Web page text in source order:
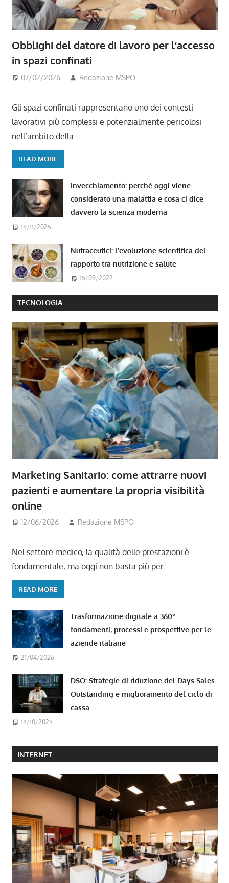
Obblighi del datore di lavoro per l’accesso
in spazi confinati
07/02/2026 Redazione MSPO
Gli spazi confinati rappresentano uno dei contesti
lavorativi più complessi e potenzialmente pericolosi
nell’ambito della
READ MORE
Invecchiamento: perché oggi viene
considerato una malattia e cosa ci dice
davvero la scienza moderna
15/11/2025
Nutraceutici: l’evoluzione scientifica del
rapporto tra nutrizione e salute
15/09/2022
TECNOLOGIA
Marketing Sanitario: come attrarre nuovi
pazienti e aumentare la propria visibilità
online
12/06/2026 Redazione MSPO
Nel settore medico, la qualità delle prestazioni è
fondamentale, ma oggi non basta più per
READ MORE
Trasformazione digitale a 360°:
fondamenti, processi e prospettive per le
aziende italiane
21/04/2026
DSO: Strategie di riduzione del Days Sales
Outstanding e miglioramento del ciclo di
cassa
14/10/2025
INTERNET